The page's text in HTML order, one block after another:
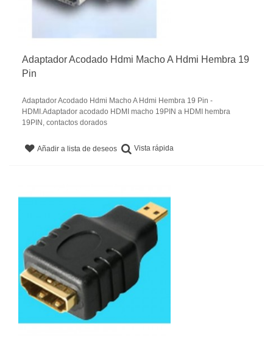
Adaptador Acodado Hdmi Macho A Hdmi Hembra 19
Pin
Adaptador Acodado Hdmi Macho A Hdmi Hembra 19 Pin -
HDMI.Adaptador acodado HDMI macho 19PIN a HDMI hembra
19PIN, contactos dorados
Añadir a lista de deseos Vista rápida